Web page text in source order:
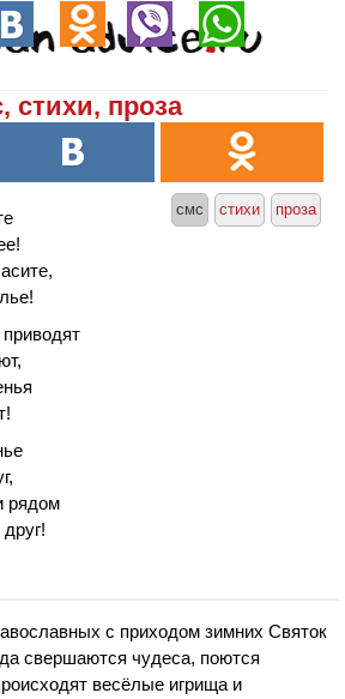
стихи, проза
смс стихи проза
рядом
с приходом зимних Святок
свершаются чудеса, поются
весёлые игрища и